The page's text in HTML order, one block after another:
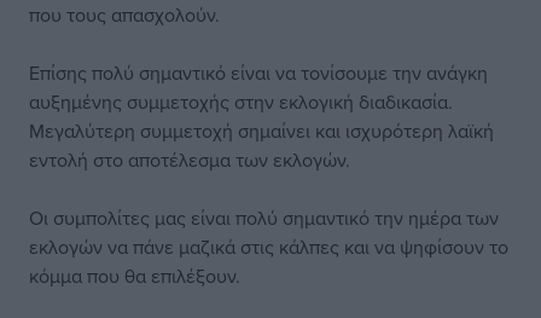
που τους απασχολούν.
Επίσης πολύ σημαντικό είναι να τονίσουμε την ανάγκη
αυξημένης συμμετοχής στην εκλογική διαδικασία.
Μεγαλύτερη συμμετοχή σημαίνει και ισχυρότερη λαϊκή
εντολή στο αποτέλεσμα των εκλογών.
Οι συμπολίτες μας είναι πολύ σημαντικό την ημέρα των
εκλογών να πάνε μαζικά στις κάλπες και να ψηφίσουν το
κόμμα που θα επιλέξουν.